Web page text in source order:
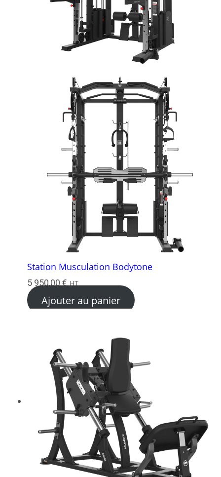
Station Musculation Bodytone
5 950,00 € HT
Ajouter au panier